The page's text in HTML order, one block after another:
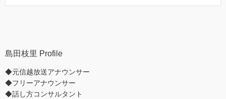
島田枝里 Profile
◆元信越放送アナウンサー
◆フリーアナウンサー
◆話し方コンサルタント